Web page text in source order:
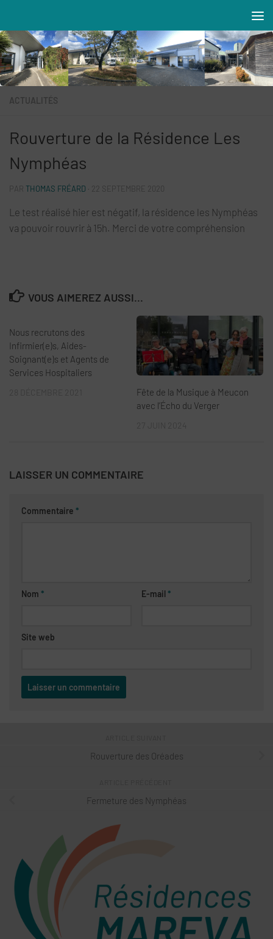
Résidences MAREVA
ACTUALITÉS
Rouverture de la Résidence Les
Nymphéas
THOMAS FRÉARD 22 SEPTEMBRE 2020
Le test réalisé hier est négatif, la résidence les Nymphéas
va pouvoir rouvrir à 15h. Merci de votre compréhension
VOUS AIMEREZ AUSSI...
Nous recrutons des
Infirmier(e)s, Aides-
Soignant(e)s et Agents de
Services Hospitaliers
Fête de la Musique à Meucon
avec l’Écho du Verger
LAISSER UN COMMENTAIRE
Commentaire *
Nom * E-mail*
Site web
Rouverture des Oréades
Fermeture des Nymphéas